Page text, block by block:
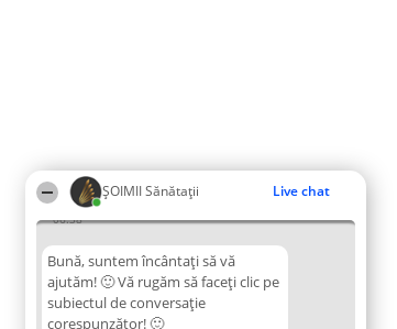
ŞOIMII Sănătații Live chat
06:38
Bună, suntem încântați să vă
ajutăm! 🙂 Vă rugăm să faceți clic pe
subiectul de conversație
corespunzător! 🙂